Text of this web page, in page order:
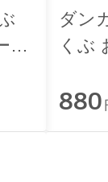
ホ
ダン
くぶ
880